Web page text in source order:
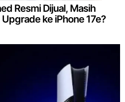
Resmi Dijual, Masih
ke iPhone 17e?